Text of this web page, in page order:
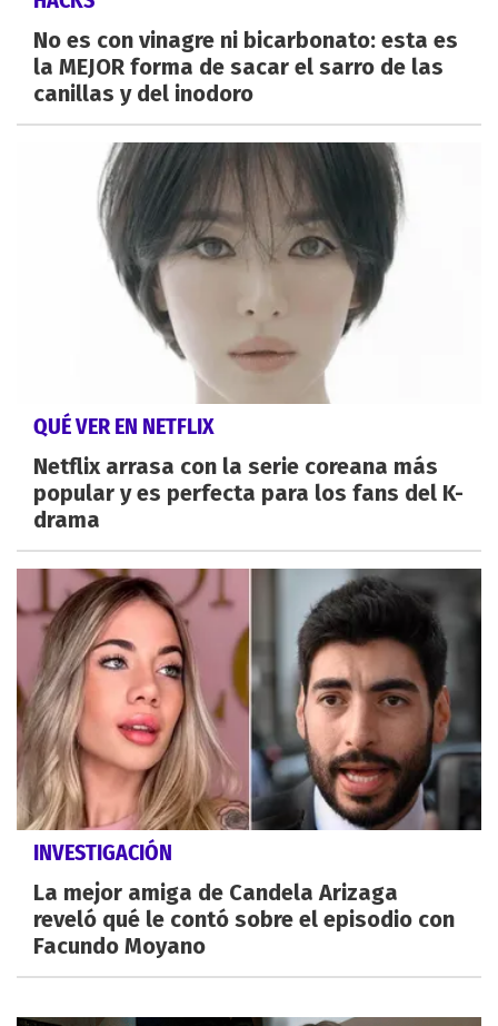
No es con vinagre ni bicarbonato: esta es
la MEJOR forma de sacar el sarro de las
canillas y del inodoro
QUÉ VER EN NETFLIX
Netflix arrasa con la serie coreana más
popular y es perfecta para los fans del K-
drama
INVESTIGACIÓN
La mejor amiga de Candela Arizaga
reveló qué le contó sobre el episodio con
Facundo Moyano